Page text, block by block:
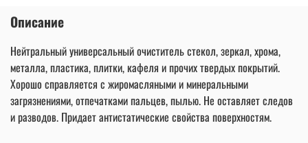
Описание
Нейтральный универсальный очиститель стекол, зеркал, хрома,
металла, пластика, плитки, кафеля и прочих твердых покрытий.
Хорошо справляется с жиромасляными и минеральными
загрязнениями, отпечатками пальцев, пылью. Не оставляет следов
и разводов. Придает антистатические свойства поверхностям.